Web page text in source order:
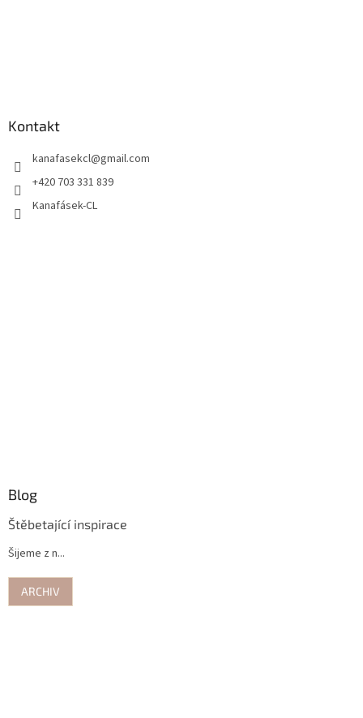
Kontakt
kanafasekcl@gmail.com
+420 703 331 839
Kanafásek-CL
Blog
Štěbetající inspirace
Šijeme z n...
ARCHIV